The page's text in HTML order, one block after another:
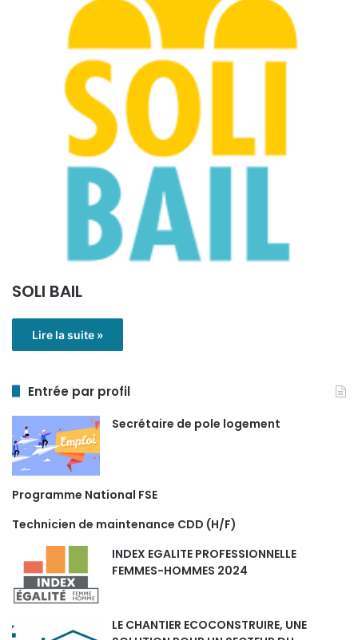
SOLI BAIL
Lire la suite »
Entrée par profil
Secrétaire de pole logement
Programme National FSE
Technicien de maintenance CDD (H/F)
INDEX EGALITE PROFESSIONNELLE
FEMMES-HOMMES 2024
LE CHANTIER ECOCONSTRUIRE, UNE